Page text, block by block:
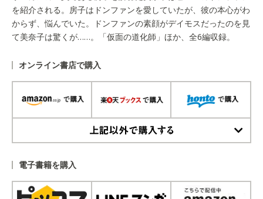
を紹介される。房子はドンファンを愛していたが、彼の本心がわ
からず、悩んでいた。ドンファンの素顔がデイモスだったのを見
て美奈子は驚くが……。「仮面の道化師」ほか、全6編収録。
オンライン書店で購入
電子書籍を購入